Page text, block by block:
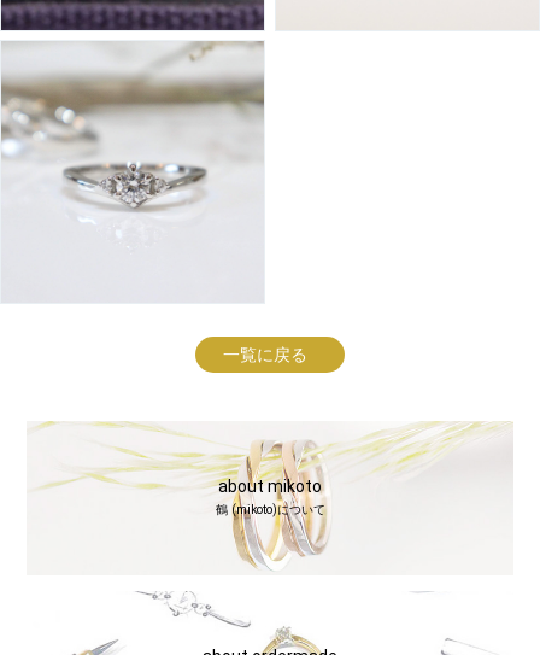
一覧に戻る
about mikoto
鶴 (mikoto)について